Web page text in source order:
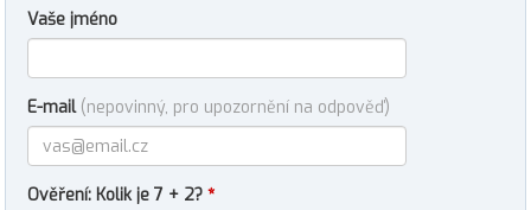
Vaše jméno
E-mail (nepovinný, pro upozornění na odpověď)
Ověření: Kolik je 7 + 2? *